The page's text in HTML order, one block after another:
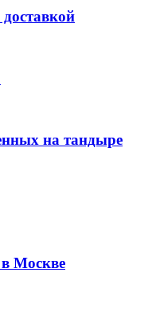
на тандыре
в Москве